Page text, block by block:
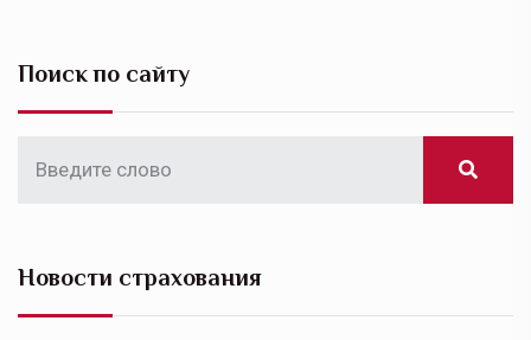
Поиск по сайту
Новости страхования